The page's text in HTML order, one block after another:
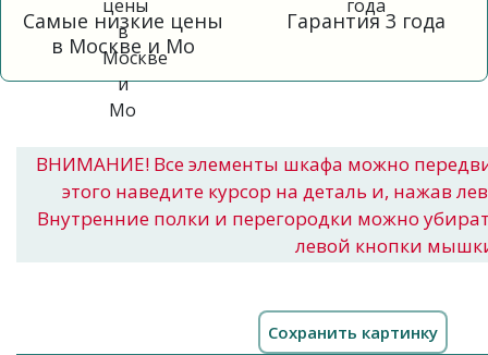
Самые низкие цены
в Москве и Мо
Гарантия 3 года
ВНИМАНИЕ! Все элементы шкафа можно
этого наведите курсор на деталь и, нажав
Внутренние полки и перегородки можно
левой кнопки